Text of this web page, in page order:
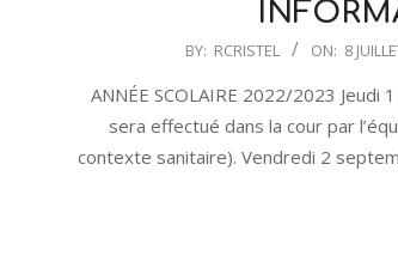
BY: RCRISTEL ON: 8
ANNÉE SCOLAIRE 2022/2023
sera effectué dans la cour par
contexte sanitaire). Vendredi 2